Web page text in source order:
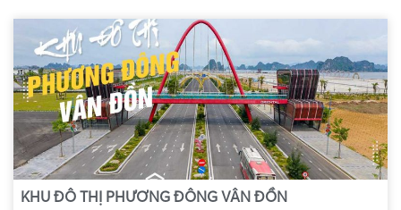
KHU ĐÔ THỊ PHƯƠNG ĐÔNG VÂN ĐỒN